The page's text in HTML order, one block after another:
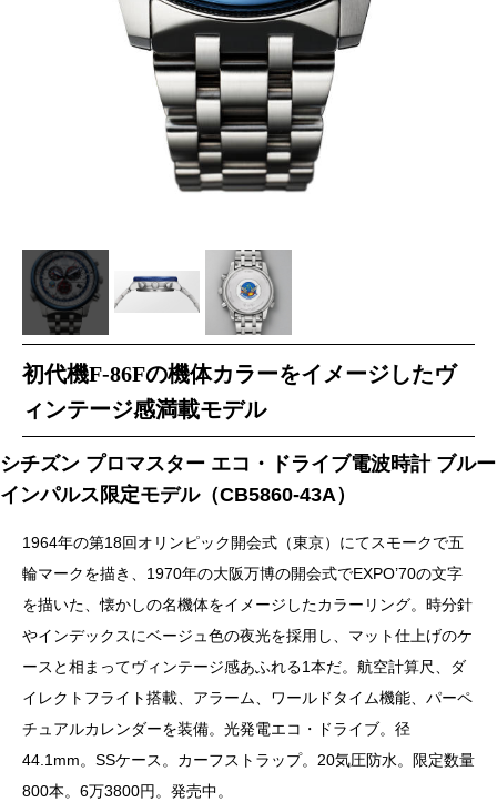
初代機F-86Fの機体カラーをイメージしたヴ
ィンテージ感満載モデル
シチズン プロマスター エコ・ドライブ電波時計 ブルー
インパルス限定モデル（CB5860-43A）
1964年の第18回オリンピック開会式（東京）にてスモークで五
輪マークを描き、1970年の大阪万博の開会式でEXPO’70の文字
を描いた、懐かしの名機体をイメージしたカラーリング。時分針
やインデックスにベージュ色の夜光を採用し、マット仕上げのケ
ースと相まってヴィンテージ感あふれる1本だ。航空計算尺、ダ
イレクトフライト搭載、アラーム、ワールドタイム機能、パーペ
チュアルカレンダーを装備。光発電エコ・ドライブ。径
44.1mm。SSケース。カーフストラップ。20気圧防水。限定数量
800本。6万3800円。発売中。